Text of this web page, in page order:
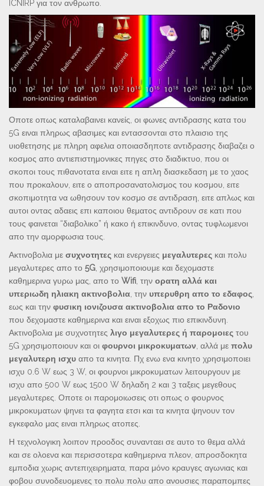
ICNIRP για τον ανθρωπο.
Οποτε οπως καταλαβαινει κανείς, οι φωνες αντιδρασης κατα του
5G ειναι πληρως αβασιμες και εντασσονται στο πλαισιο της
υιοθετησης με πληρη αφελια οποιασδηποτε αντιδρασης διαβαζει ο
κοσμος απο αντιεπιστημονικες πηγες στο διαδικτυο, που οι
σκοποι τους πιθανοτατα ειναι ειτε η απλη διασκεδαση με το χαος
που προκαλουν, ειτε ο αποπροσανατολισμος του κοσμου, ειτε
σκοπιμοτητα να ωθησουν τον κοσμο σε αντιδραση, ειτε απλως και
αυτοι οντας αδαεις επι καποιου θεματος αντιδρουν σε κατι που
τους φαινεται “διαβολικο” ή κακο ή επικινδυνο, οντας τυφλωμενοι
απο την αμορφωσια τους.
Ακτινοβολια με συχνοτητες και ενεργειες μεγαλυτερες και πολυ
μεγαλυτερες απο το 5G , χρησιμοποιουμε και δεχομαστε
καθημερινα γυρω μας, απο το Wifi , την ορατη αλλά και
υπεριωδη ηλιακη ακτινοβολια , την υπερυθρη απο το εδαφος
εως και την φυσικη ιονιζουσα ακτινοβολια απο το Ραδονιο
που δεχομαστε καθημερινα και ειναι εξοχως πιο επικινδυνη.
Ακτινοβολια με συχνοτητες λιγο μεγαλυτερες ή παρομοιες του
5G χρησιμοποιουν και οι φουρνοι μικροκυματων , αλλά με πολυ
μεγαλυτερη ισχυ απο τα κινητα. Πχ ενω ενα κινητο χρησιμοποιει
ισχυ 0.6 W εως 3 W, οι φουρνοι μικροκυματων λειτουργουν με
ισχυ απο 500 W εως 1500 W δηλαδη 2 και 3 ταξεις μεγεθους
μεγαλυτερες. Οποτε οι παρομοιωσεις οτι οπως ο φουρνος
μικροκυματων ψηνει τα φαγητα ετσι και τα κινητα ψηνουν τον
εγκεφαλο μας ειναι πληρως ατοπες.
Η τεχνολογικη λοιπον προοδος συνανταει σε αυτο το θεμα αλλά
και σε ολοενα και περισσοτερα καθημερινα πλεον, απροσδοκητα
εμποδια χωρις αντεπιχειρηματα, παρα μόνο κραυγες αγωνιας και
φοβου συνοδευομενες το πολυ πολυ απο ανουσιες παραπομπες